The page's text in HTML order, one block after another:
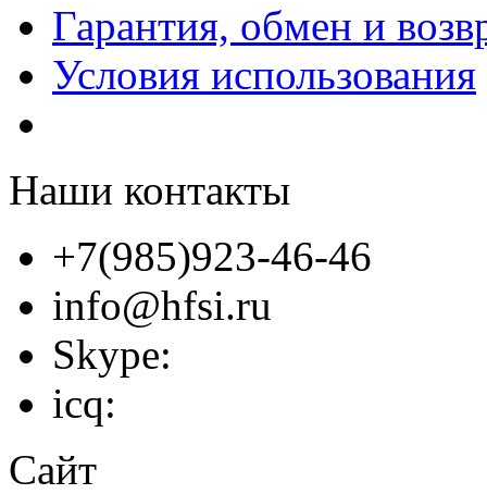
Гарантия, обмен и
Условия использования
Наши контакты
+7(985)923-46-46
info@hfsi.ru
Skype:
icq:
Сайт